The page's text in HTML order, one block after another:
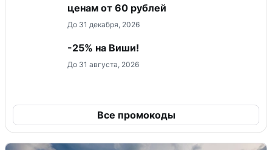
ценам от 60 рублей
До 31 декабря, 2026
-25% на Виши!
До 31 августа, 2026
Все промокоды